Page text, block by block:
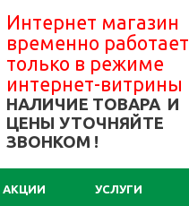
Интернет магазин
временно работает
только в режиме
интернет-витрины
НАЛИЧИЕ ТОВАРА И
ЦЕНЫ УТОЧНЯЙТЕ
ЗВОНКОМ !
АКЦИИ УСЛУГИ